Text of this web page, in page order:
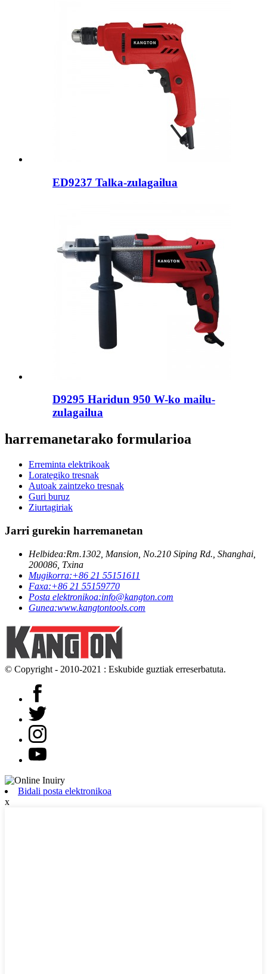
ED9237 Talka-zulagailua
D9295 Haridun 950 W-ko mailu-
zulagailua
harremanetarako formularioa
Erreminta elektrikoak
Lorategiko tresnak
Autoak zaintzeko tresnak
Guri buruz
Ziurtagiriak
Jarri gurekin harremanetan
Helbidea:Rm.1302, Mansion, No.210 Siping Rd., Shanghai,
200086, Txina
Mugikorra:+86 21 55151611
Faxa:+86 21 55159770
Posta elektronikoa:info@kangton.com
Gunea:www.kangtontools.com
© Copyright - 2010-2021 : Eskubide guztiak erreserbatuta.
Bidali posta elektronikoa
x